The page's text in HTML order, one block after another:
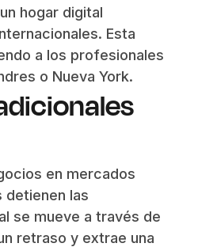
hogar digital
Esta
a los profesionales
o Nueva York.
en mercados
las
se mueve a través de
retraso y extrae una